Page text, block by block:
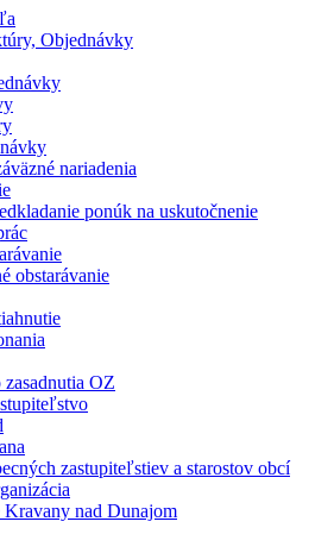
Objednávky
nariadenia
ponúk na uskutočnenie
obstarávanie
zasadnutia OZ
zastupiteľstiev a starostov obcí
Kravany nad Dunajom